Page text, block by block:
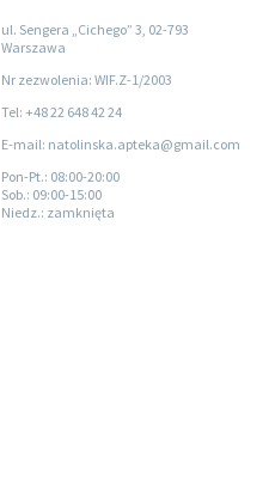
ul. Sengera „Cichego” 3, 02-793
Warszawa
Nr zezwolenia: WIF.Z-1/2003
Tel: +48 22 648 42 24
E-mail: natolinska.apteka@gmail.com
Pon-Pt.: 08:00-20:00
Sob.: 09:00-15:00
Niedz.: zamknięta